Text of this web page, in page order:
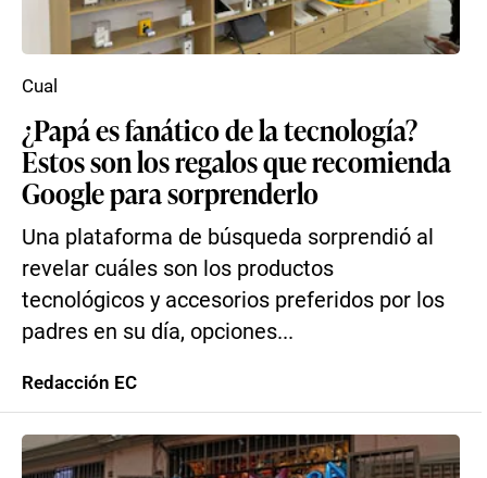
¿Papá es fanático de la tecnología?
Estos son los regalos que recomienda
Google para sorprenderlo
Una plataforma de búsqueda sorprendió al
revelar cuáles son los productos
tecnológicos y accesorios preferidos por los
padres en su día, opciones...
Cual
Redacción EC